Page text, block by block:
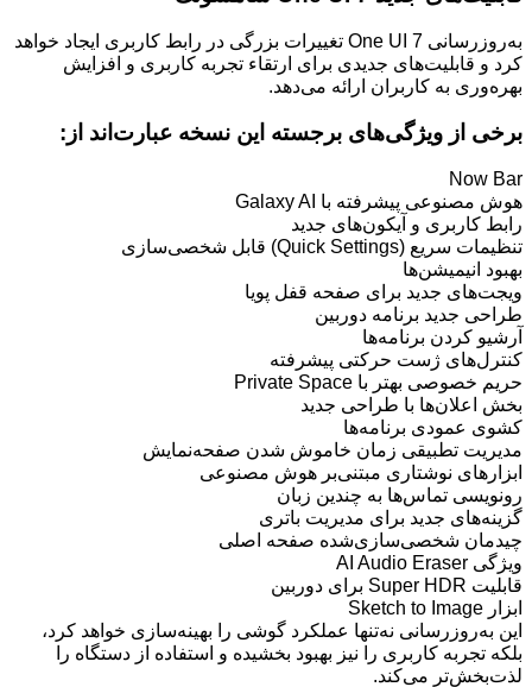
به‌روزرسانی One UI 7 تغییرات بزرگی در رابط کاربری ایجاد خواهد
کرد و قابلیت‌های جدیدی برای ارتقاء تجربه کاربری و افزایش
بهره‌وری به کاربران ارائه می‌دهد.
برخی از ویژگی‌های برجسته این نسخه عبارت‌اند از:
Now Bar
هوش مصنوعی پیشرفته با Galaxy AI
رابط کاربری و آیکون‌های جدید
تنظیمات سریع (Quick Settings) قابل شخصی‌سازی
بهبود انیمیشن‌ها
ویجت‌های جدید برای صفحه قفل پویا
طراحی جدید برنامه دوربین
آرشیو کردن برنامه‌ها
کنترل‌های ژست حرکتی پیشرفته
حریم خصوصی بهتر با Private Space
بخش اعلان‌ها با طراحی جدید
کشوی عمودی برنامه‌ها
مدیریت تطبیقی زمان خاموش‌ شدن صفحه‌نمایش
ابزارهای نوشتاری مبتنی‌بر هوش مصنوعی
رونویسی تماس‌ها به چندین زبان
گزینه‌های جدید برای مدیریت باتری
چیدمان شخصی‌سازی‌شده صفحه اصلی
ویژگی AI Audio Eraser
قابلیت Super HDR برای دوربین
ابزار Sketch to Image
این به‌روزرسانی نه‌تنها عملکرد گوشی را بهینه‌سازی خواهد کرد،
بلکه تجربه کاربری را نیز بهبود بخشیده و استفاده از دستگاه را
لذت‌بخش‌تر می‌کند.